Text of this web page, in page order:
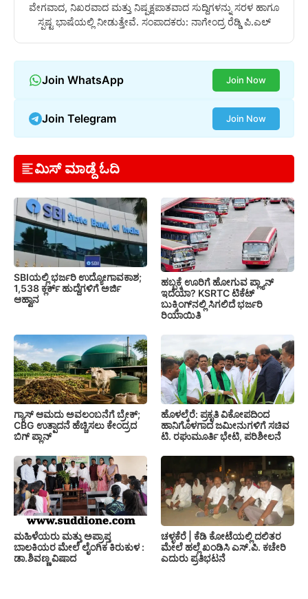
ವೇಗವಾದ, ನಿಖರವಾದ ಮತ್ತು ನಿಷ್ಪಕ್ಷಪಾತವಾದ ಸುದ್ದಿಗಳನ್ನು ಸರಳ ಹಾಗೂ
ಸ್ಪಷ್ಟ ಭಾಷೆಯಲ್ಲಿ ನೀಡುತ್ತೇವೆ. ಸಂಪಾದಕರು: ನಾಗೇಂದ್ರ ರೆಡ್ಡಿ ಪಿ.ಎಲ್
Join WhatsApp Join Now
Join Telegram Join Now
ಮಿಸ್ ಮಾಡ್ದೆ ಓದಿ
SBIಯಲ್ಲಿ ಭರ್ಜರಿ ಉದ್ಯೋಗಾವಕಾಶ;
1,538 ಕ್ಲರ್ಕ್ ಹುದ್ದೆಗಳಿಗೆ ಅರ್ಜಿ
ಆಹ್ವಾನ
ಹಬ್ಬಕ್ಕೆ ಊರಿಗೆ ಹೋಗುವ ಪ್ಲ್ಯಾನ್
ಇದೆಯಾ? KSRTC ಟಿಕೆಟ್
ಬುಕ್ಕಿಂಗ್‌ನಲ್ಲಿ ಸಿಗಲಿದೆ ಭರ್ಜರಿ
ರಿಯಾಯಿತಿ
ಗ್ಯಾಸ್ ಆಮದು ಅವಲಂಬನೆಗೆ ಬ್ರೇಕ್;
CBG ಉತ್ಪಾದನೆ ಹೆಚ್ಚಿಸಲು ಕೇಂದ್ರದ
ಬಿಗ್ ಪ್ಲಾನ್
ಹೊಳಲ್ಕೆರೆ: ಪ್ರಕೃತಿ ವಿಕೋಪದಿಂದ
ಹಾನಿಗೊಳಗಾದ ಜಮೀನುಗಳಿಗೆ ಸಚಿವ
ಟಿ. ರಘುಮೂರ್ತಿ ಭೇಟಿ, ಪರಿಶೀಲನೆ
ಮಹಿಳೆಯರು ಮತ್ತು ಅಪ್ರಾಪ್ತ
ಬಾಲಕಿಯರ ಮೇಲೆ ಲೈಂಗಿಕ ಕಿರುಕುಳ :
ಡಾ.ಶಿವಣ್ಣ ವಿಷಾದ
ಚಳ್ಳಕೆರೆ | ಕೆಡಿ ಕೋಟೆಯಲ್ಲಿ ದಲಿತರ
ಮೇಲೆ ಹಲ್ಲೆ ಖಂಡಿಸಿ ಎಸ್.ಪಿ. ಕಚೇರಿ
ಎದುರು ಪ್ರತಿಭಟನೆ